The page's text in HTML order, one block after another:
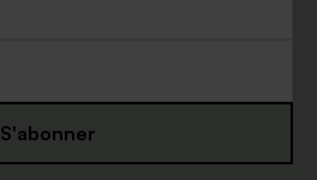
S'abonner